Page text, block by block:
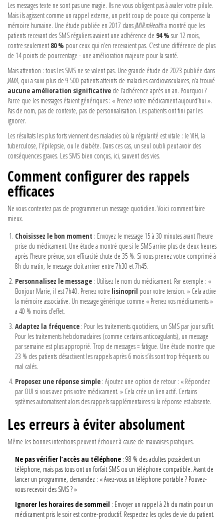
Les messages texte ne sont pas une magie. Ils ne vous obligent pas à avaler votre pilule.
Mais ils agissent comme un rappel externe, un petit coup de pouce qui compense la
mémoire humaine. Une étude publiée en 2017 dansJMIR mHealtha montré que les
patients recevant des SMS réguliers avaient une adhérence de 94 % sur 12 mois,
contre seulement 80 % pour ceux qui n’en recevaient pas. C’est une différence de plus
de 14 points de pourcentage - une amélioration majeure pour la santé.
Mais attention : tous les SMS ne se valent pas. Une grande étude de 2023 publiée dans
JAMA, qui a suivi plus de 9 500 patients atteints de maladies cardiovasculaires, n’a trouvé
aucune amélioration significative de l’adhérence après un an. Pourquoi ?
Parce que les messages étaient génériques : « Prenez votre médicament aujourd’hui ».
Pas de nom, pas de contexte, pas de personnalisation. Les patients ont fini par les
ignorer.
Les résultats les plus forts viennent des maladies où la régularité est vitale : le VIH, la
tuberculose, l’épilepsie, ou le diabète. Dans ces cas, un seul oubli peut avoir des
conséquences graves. Les SMS bien conçus, ici, sauvent des vies.
Comment configurer des rappels
efficaces
Ne vous contentez pas de programmer un message quotidien. Voici comment faire
mieux.
Choisissez le bon moment : Envoyez le message 15 à 30 minutes avant l’heure
prise du médicament. Une étude a montré que si le SMS arrive plus de deux heures
après l’heure prévue, son efficacité chute de 35 %. Si vous prenez votre comprimé à
8h du matin, le message doit arriver entre 7h30 et 7h45.
Personnalisez le message : Utilisez le nom du médicament. Par exemple : «
Bonjour Marie, il est 7h40. Prenez votre lisinopril pour votre tension. » Cela active
la mémoire associative. Un message générique comme « Prenez vos médicaments »
a 40 % moins d’effet.
Adaptez la fréquence : Pour les traitements quotidiens, un SMS par jour suffit.
Pour les traitements hebdomadaires (comme certains anticoagulants), un message
par semaine est plus approprié. Trop de messages = fatigue. Une étude montre que
23 % des patients désactivent les rappels après 6 mois s’ils sont trop fréquents ou
mal calés.
Proposez une réponse simple : Ajoutez une option de retour : « Répondez
par OUI si vous avez pris votre médicament. » Cela crée un lien actif. Certains
systèmes automatisent alors des rappels supplémentaires si la réponse est absente.
Les erreurs à éviter absolument
Même les bonnes intentions peuvent échouer à cause de mauvaises pratiques.
Ne pas vérifier l’accès au téléphone : 98 % des adultes possèdent un
téléphone, mais pas tous ont un forfait SMS ou un téléphone compatible. Avant de
lancer un programme, demandez : « Avez-vous un téléphone portable ? Pouvez-
vous recevoir des SMS ? »
Ignorer les horaires de sommeil : Envoyer un rappel à 2h du matin pour un
médicament pris le soir est contre-productif. Respectez les cycles de vie du patient.